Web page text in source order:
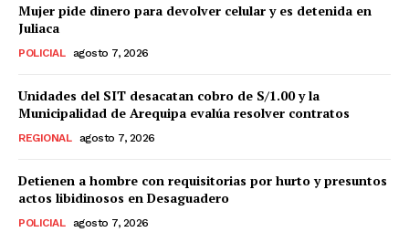
Mujer pide dinero para devolver celular y es detenida en
Juliaca
POLICIAL agosto 7, 2026
Unidades del SIT desacatan cobro de S/1.00 y la
Municipalidad de Arequipa evalúa resolver contratos
REGIONAL agosto 7, 2026
Detienen a hombre con requisitorias por hurto y presuntos
actos libidinosos en Desaguadero
POLICIAL agosto 7, 2026